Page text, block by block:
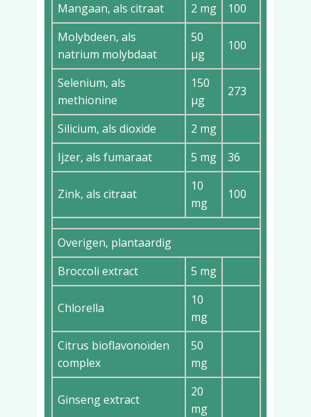
Mangaan, als citraat 2 mg
100
Molybdeen, als
natrium molybdaat
50
µg
100
Selenium, als
methionine
150
µg
273
Silicium, als dioxide
2 mg
Ijzer, als fumaraat
5 mg 36
Zink, als citraat
10
mg
100
Overigen, plantaardig
Broccoli extract
5 mg
Chlorella
10
mg
Citrus bioflavonoïden
complex
50
mg
Ginseng extract
20
mg